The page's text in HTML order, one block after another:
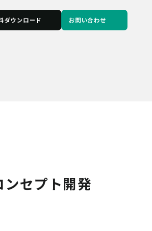
ダウンロード お問い合わせ
セプト開発